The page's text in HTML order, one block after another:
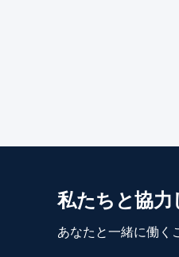
私たちと協力
あなたと一緒に働く